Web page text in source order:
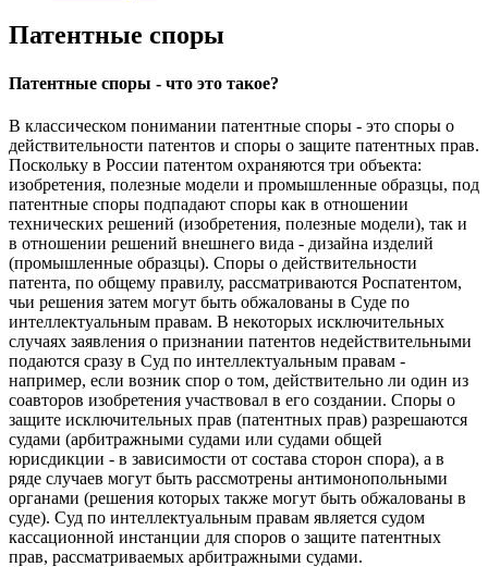
Патентные споры
Патентные споры - что это такое?
В классическом понимании патентные споры - это споры о
действительности патентов и споры о защите патентных прав.
Поскольку в России патентом охраняются три объекта:
изобретения, полезные модели и промышленные образцы, под
патентные споры подпадают споры как в отношении
технических решений (изобретения, полезные модели), так и
в отношении решений внешнего вида - дизайна изделий
(промышленные образцы). Споры о действительности
патента, по общему правилу, рассматриваются Роспатентом,
чьи решения затем могут быть обжалованы в Суде по
интеллектуальным правам. В некоторых исключительных
случаях заявления о признании патентов недействительными
подаются сразу в Суд по интеллектуальным правам -
например, если возник спор о том, действительно ли один из
соавторов изобретения участвовал в его создании. Споры о
защите исключительных прав (патентных прав) разрешаются
судами (арбитражными судами или судами общей
юрисдикции - в зависимости от состава сторон спора), а в
ряде случаев могут быть рассмотрены антимонопольными
органами (решения которых также могут быть обжалованы в
суде). Суд по интеллектуальным правам является судом
кассационной инстанции для споров о защите патентных
прав, рассматриваемых арбитражными судами.